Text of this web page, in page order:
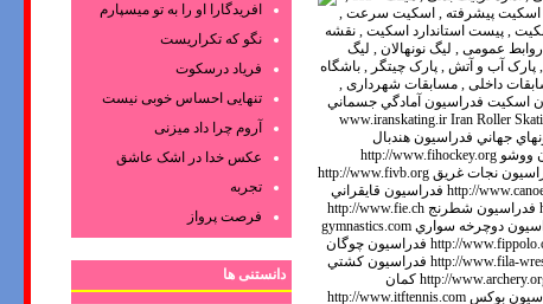
افریدگارا او را به تو میسپارم
نگو که تکراریست
فریاد درسکوت
تنهایی احساس خوبی نیست
آروم چرا داد میزنی
عکس‌ خدا در اشک‌ عاشق‌
تجربه
فرصت پرواز
دانستنی ها